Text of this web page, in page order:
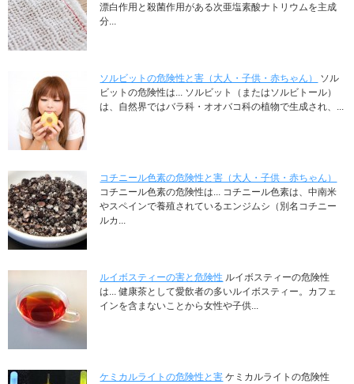
漂白作用と殺菌作用がある次亜塩素酸ナトリウムを主成
分...
ソルビットの危険性と害（大人・子供・赤ちゃん）
ソル
ビットの危険性は... ソルビット（またはソルビトール）
は、自然界ではバラ科・オオバコ科の植物で生成され、...
コチニール色素の危険性と害（大人・子供・赤ちゃん）
コチニール色素の危険性は... コチニール色素は、中南米
やスペインで養殖されているエンジムシ（別名コチニー
ルカ...
ルイボスティーの害と危険性 ルイボスティーの危険性
は... 健康茶として愛飲者の多いルイボスティー。カフェ
インを含まないことから女性や子供...
ケミカルライトの危険性と害 ケミカルライトの危険性